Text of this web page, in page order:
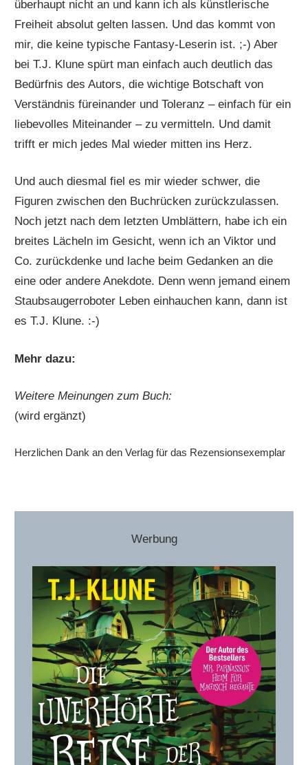
überhaupt nicht an und kann ich als künstlerische
Freiheit absolut gelten lassen. Und das kommt von
mir, die keine typische Fantasy-Leserin ist. ;-) Aber
bei T.J. Klune spürt man einfach auch deutlich das
Bedürfnis des Autors, die wichtige Botschaft von
Verständnis füreinander und Toleranz – einfach für ein
liebevolles Miteinander – zu vermitteln. Und damit
trifft er mich jedes Mal wieder mitten ins Herz.
Und auch diesmal fiel es mir wieder schwer, die
Figuren zwischen den Buchrücken zurückzulassen.
Noch jetzt nach dem letzten Umblättern, habe ich ein
breites Lächeln im Gesicht, wenn ich an Viktor und
Co. zurückdenke und lache beim Gedanken an die
eine oder andere Anekdote. Denn wenn jemand einem
Staubsaugerroboter Leben einhauchen kann, dann ist
es T.J. Klune. :-)
Mehr dazu:
Weitere Meinungen zum Buch:
(wird ergänzt)
Herzlichen Dank an den Verlag für das Rezensionsexemplar
Werbung